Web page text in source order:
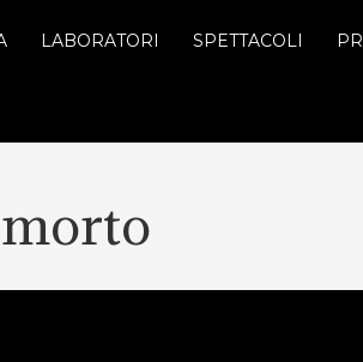
LABORATORI SPETTACOLI